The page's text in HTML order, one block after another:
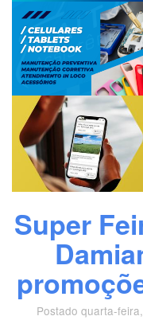
Super
Postado quarta-